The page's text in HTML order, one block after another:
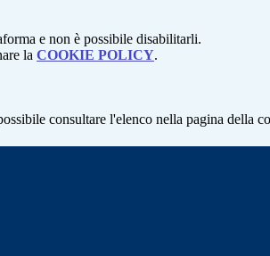
e non è possibile disabilitarli.
la COOKIE POLICY.
consultare l'elenco nella pagina della